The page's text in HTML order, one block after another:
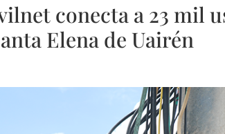
conecta a 23 mil
Elena de Uairén